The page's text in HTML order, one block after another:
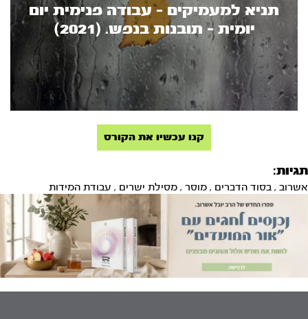
תניא למעמיקים - עבודה פנימית יום
יומית - תובנות בנפש. (2021)
קנו עכשיו את הקורס
תגיות:
אשרוב , בסוד הדברים , מוסר , מסילת ישרים , עבודת המידות